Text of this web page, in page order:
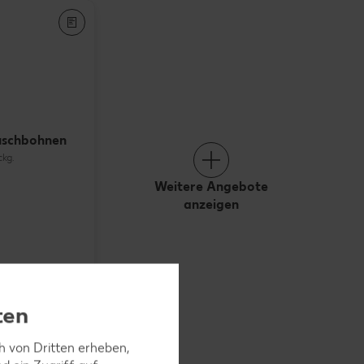
Weitere Angebote
anzeigen
von Dritten erheben,